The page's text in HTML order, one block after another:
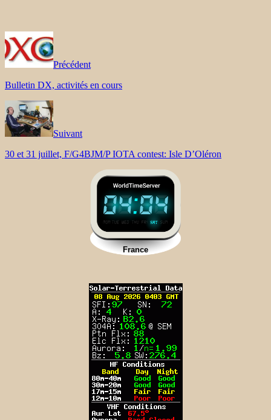
Précédent
Bulletin DX, activités en cours
Suivant
30 et 31 juillet, F/G4BJM/P IOTA contest: Isle D’Oléron